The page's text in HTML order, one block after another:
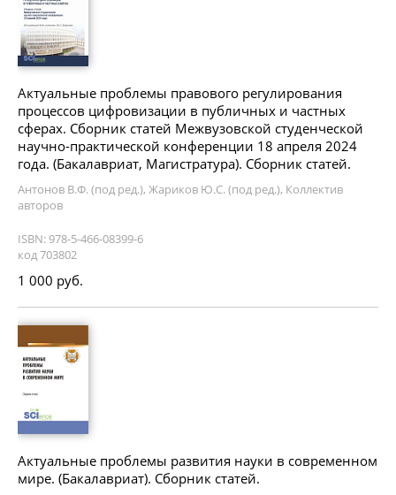
Актуальные проблемы правового регулирования
процессов цифровизации в публичных и частных
сферах. Сборник статей Межвузовской студенческой
научно-практической конференции 18 апреля 2024
года. (Бакалавриат, Магистратура). Сборник статей.
Антонов В.Ф. (под ред.), Жариков Ю.С. (под ред.), Коллектив
авторов
ISBN: 978-5-466-08399-6
код 703802
1 000 руб.
Актуальные проблемы развития науки в современном
мире. (Бакалавриат). Сборник статей.